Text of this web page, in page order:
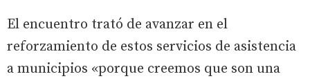
El encuentro trató de avanzar en el
reforzamiento de estos servicios de asistencia
a municipios «porque creemos que son una